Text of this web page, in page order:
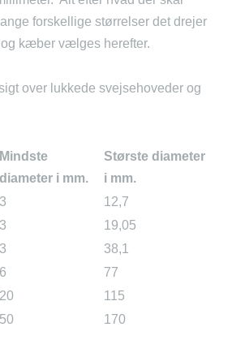
forskellige størrelser det drejer
kæber vælges herefter.
over lukkede svejsehoveder og
Mindste
diameter i mm.
Største diameter
i mm.
3
12,7
3
19,05
3
38,1
6
77
20
115
50 170